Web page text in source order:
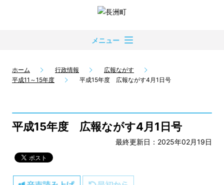
メニュー
ホーム 行政情報
広報ながす
平成11～15年度
平成15年度 広報ながす4月1日号
平成15年度 広報ながす4月1日号
最終更新日：2025年02月19日